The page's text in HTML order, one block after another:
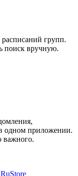
групп.
поиск вручную.
одном приложении.
важного.